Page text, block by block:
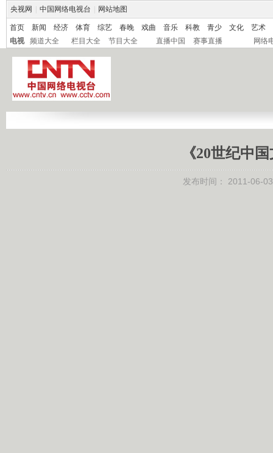
央视网 中国网络电视台 网站地图
首页 新闻 经济 体育 综艺 春晚 戏曲 音乐 科教 青少 文化
艺术
电视
频道大全 栏目大全 节目大全 直播中国 赛事直播 网络
《20世纪中
发布时间： 2011-06-